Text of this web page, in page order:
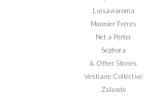
Luisaviaroma
Monnier Frères
Net a Porter
Sephora
& Other Stories
Vestiaire Collective
Zalando